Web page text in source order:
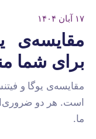
۱۷ آبان ۱۴۰۴
مقایسه‌ی
برای شما
مقایسه‌ی یوگا و
است. هر دو
ما.